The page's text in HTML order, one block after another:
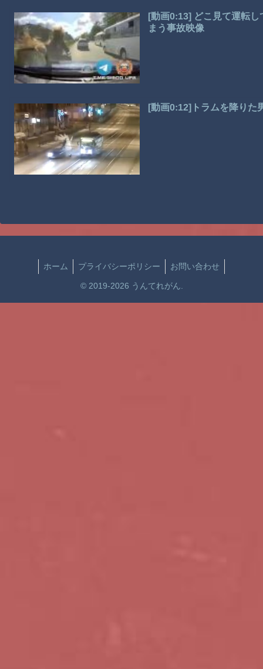
[動画0:13] どこ見て運転
まう事故映像
[動画0:12]トラムを降りた
ホーム プライバシーポリシー お問い合わせ
© 2019-2026 うんてれがん.